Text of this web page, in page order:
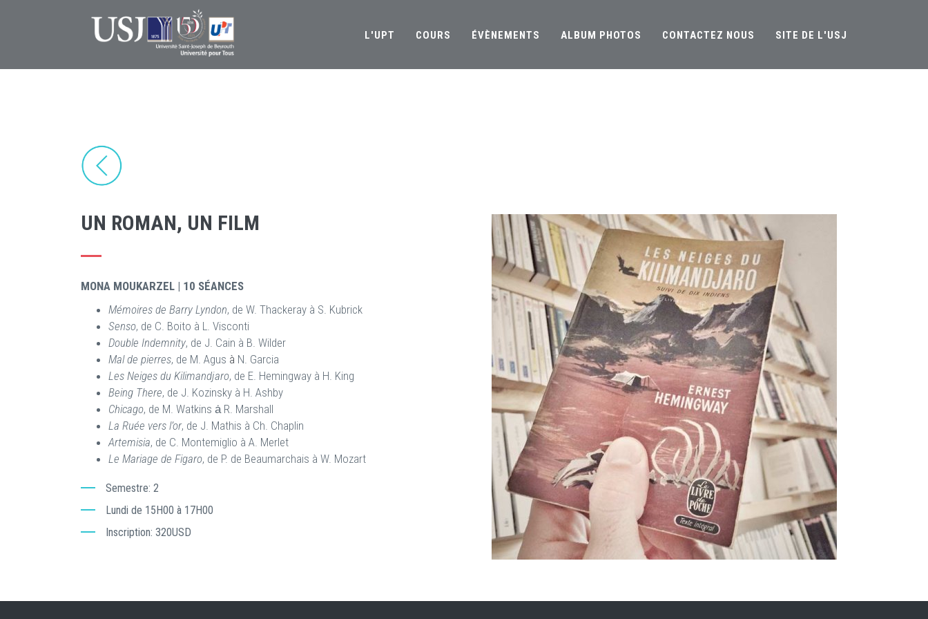
L'UPT COURS ÉVÈNEMENTS ALBUM PHOTOS CONTACTEZ NOUS SITE DE L'USJ
UN ROMAN, UN FILM
MONA MOUKARZEL | 10 SÉANCES
Mémoires de Barry Lyndon, de W. Thackeray à S. Kubrick
Senso, de C. Boito à L. Visconti
Double Indemnity, de J. Cain à B. Wilder
Mal de pierres, de M. Agus à N. Garcia
Les Neiges du Kilimandjaro, de E. Hemingway à H. King
Being There, de J. Kozinsky à H. Ashby
Chicago, de M. Watkins ȧ R. Marshall
La Ruée vers l’or, de J. Mathis à Ch. Chaplin
Artemisia, de C. Montemiglio à A. Merlet
Le Mariage de Figaro, de P. de Beaumarchais à W. Mozart
Semestre 2
Lundi de 15H00 à 17H00
Inscription 320USD